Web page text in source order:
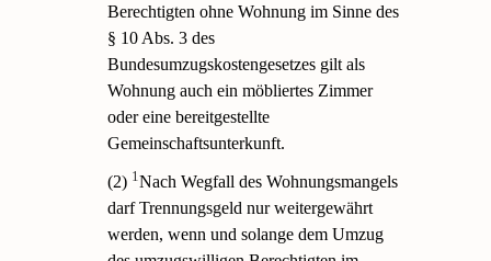
Berechtigten ohne Wohnung im Sinne des
§ 10 Abs. 3 des
Bundesumzugskostengesetzes gilt als
Wohnung auch ein möbliertes Zimmer
oder eine bereitgestellte
Gemeinschaftsunterkunft.
(2) 1Nach Wegfall des Wohnungsmangels
darf Trennungsgeld nur weitergewährt
werden, wenn und solange dem Umzug